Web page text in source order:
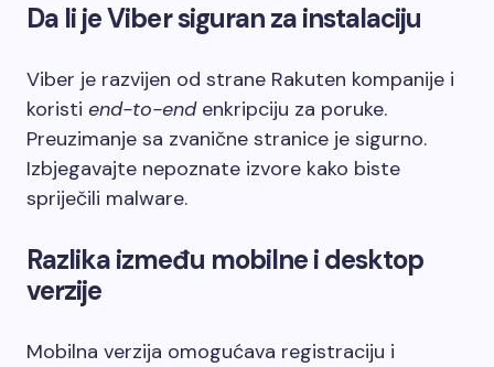
Da li je Viber siguran za instalaciju
Viber je razvijen od strane Rakuten kompanije i
koristi end-to-endenkripciju za poruke.
Preuzimanje sa zvanične stranice je sigurno.
Izbjegavajte nepoznate izvore kako biste
spriječili malware.
Razlika između mobilne i desktop
verzije
Mobilna verzija omogućava registraciju i